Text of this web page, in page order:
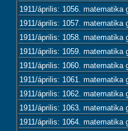
1911/április: 1056. matematika
1911/április: 1057. matematika
1911/április: 1058. matematika
1911/április: 1059. matematika
1911/április: 1060. matematika
1911/április: 1061. matematika
1911/április: 1062. matematika
1911/április: 1063. matematika
1911/április: 1064. matematika